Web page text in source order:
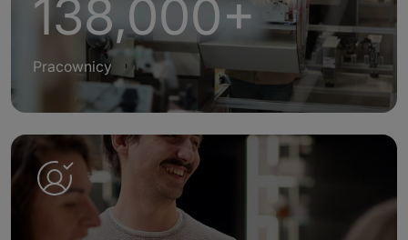
138,000+
Pracownicy